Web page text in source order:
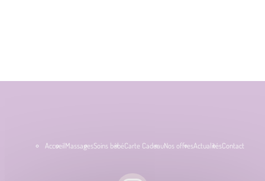
AccueilMassagesSoins bébéCarte CadeauNos offresActualitésContact